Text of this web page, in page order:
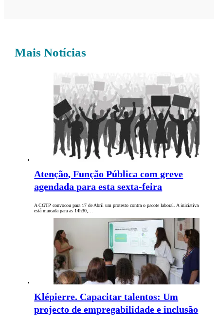
Mais Notícias
Atenção, Função Pública com greve
agendada para esta sexta-feira
A CGTP convocou para 17 de Abril um protesto contra o pacote laboral. A iniciativa
está marcada para as 14h30,…
Klépierre. Capacitar talentos: Um
projecto de empregabilidade e inclusão